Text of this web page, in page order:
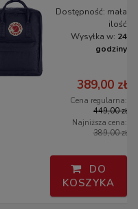
Dostępność: mała
ilość
Wysyłka w: 24
godziny
389,00 zł
Cena regularna:
449,00 zł
Najniższa cena:
389,00 zł
DO
KOSZYKA